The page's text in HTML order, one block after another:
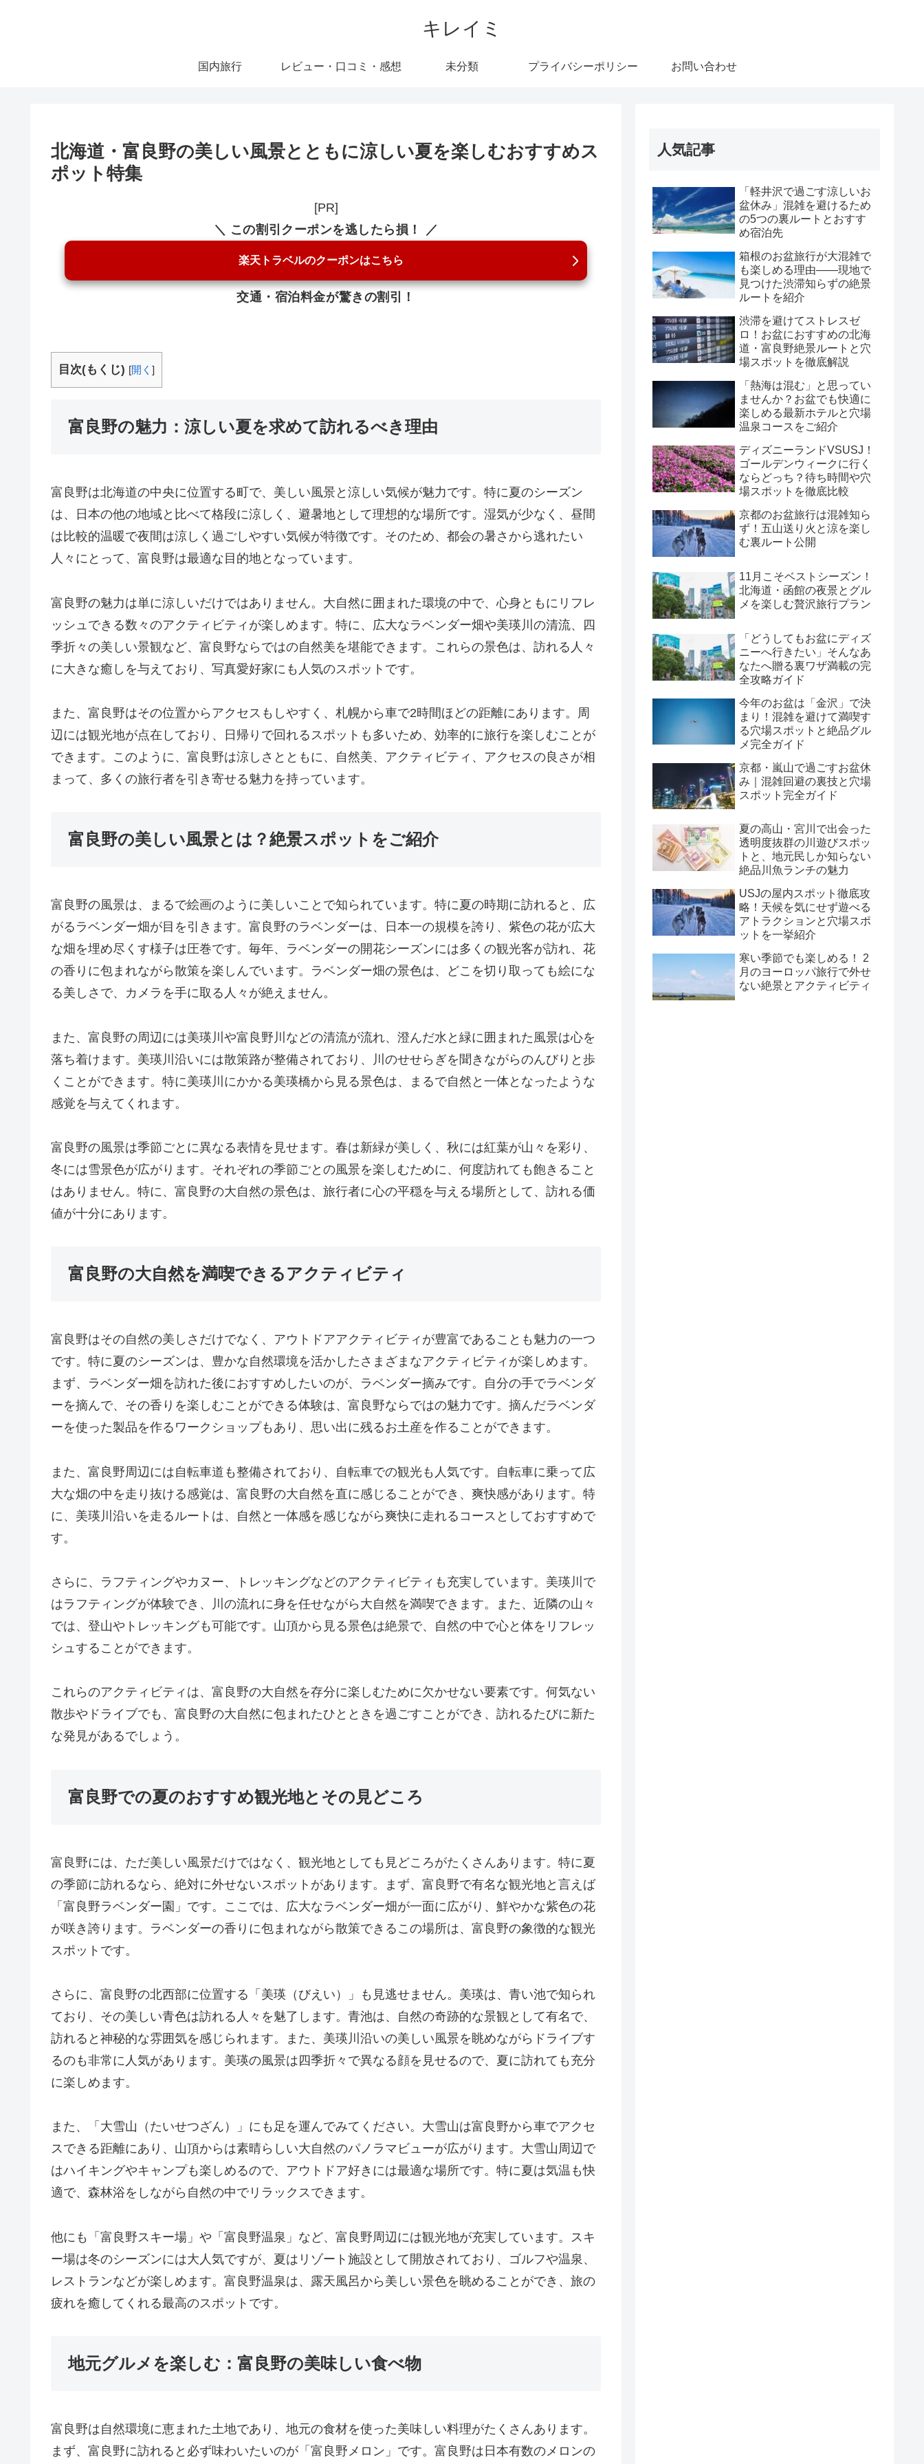
キレイミ
国内旅行 レビュー・口コミ・感想 未分類 プライバシーポリシー お問い合わせ
北海道・富良野の美しい風景とともに涼しい夏を楽しむおすすめス
ポット特集
[PR]
＼ この割引クーポンを逃したら損！ ／
楽天トラベルのクーポンはこちら
交通・宿泊料金が驚きの割引！
目次(もくじ) [開く ]
富良野の魅力：涼しい夏を求めて訪れるべき理由
富良野は北海道の中央に位置する町で、美しい風景と涼しい気候が魅力です。特に夏のシーズン
は、日本の他の地域と比べて格段に涼しく、避暑地として理想的な場所です。湿気が少なく、昼間
は比較的温暖で夜間は涼しく過ごしやすい気候が特徴です。そのため、都会の暑さから逃れたい
人々にとって、富良野は最適な目的地となっています。
富良野の魅力は単に涼しいだけではありません。大自然に囲まれた環境の中で、心身ともにリフレ
ッシュできる数々のアクティビティが楽しめます。特に、広大なラベンダー畑や美瑛川の清流、四
季折々の美しい景観など、富良野ならではの自然美を堪能できます。これらの景色は、訪れる人々
に大きな癒しを与えており、写真愛好家にも人気のスポットです。
また、富良野はその位置からアクセスもしやすく、札幌から車で2時間ほどの距離にあります。周
辺には観光地が点在しており、日帰りで回れるスポットも多いため、効率的に旅行を楽しむことが
できます。このように、富良野は涼しさとともに、自然美、アクティビティ、アクセスの良さが相
まって、多くの旅行者を引き寄せる魅力を持っています。
富良野の美しい風景とは？絶景スポットをご紹介
富良野の風景は、まるで絵画のように美しいことで知られています。特に夏の時期に訪れると、広
がるラベンダー畑が目を引きます。富良野のラベンダーは、日本一の規模を誇り、紫色の花が広大
な畑を埋め尽くす様子は圧巻です。毎年、ラベンダーの開花シーズンには多くの観光客が訪れ、花
の香りに包まれながら散策を楽しんでいます。ラベンダー畑の景色は、どこを切り取っても絵にな
る美しさで、カメラを手に取る人々が絶えません。
また、富良野の周辺には美瑛川や富良野川などの清流が流れ、澄んだ水と緑に囲まれた風景は心を
落ち着けます。美瑛川沿いには散策路が整備されており、川のせせらぎを聞きながらのんびりと歩
くことができます。特に美瑛川にかかる美瑛橋から見る景色は、まるで自然と一体となったような
感覚を与えてくれます。
富良野の風景は季節ごとに異なる表情を見せます。春は新緑が美しく、秋には紅葉が山々を彩り、
冬には雪景色が広がります。それぞれの季節ごとの風景を楽しむために、何度訪れても飽きること
はありません。特に、富良野の大自然の景色は、旅行者に心の平穏を与える場所として、訪れる価
値が十分にあります。
富良野の大自然を満喫できるアクティビティ
富良野はその自然の美しさだけでなく、アウトドアアクティビティが豊富であることも魅力の一つ
です。特に夏のシーズンは、豊かな自然環境を活かしたさまざまなアクティビティが楽しめます。
まず、ラベンダー畑を訪れた後におすすめしたいのが、ラベンダー摘みです。自分の手でラベンダ
ーを摘んで、その香りを楽しむことができる体験は、富良野ならではの魅力です。摘んだラベンダ
ーを使った製品を作るワークショップもあり、思い出に残るお土産を作ることができます。
また、富良野周辺には自転車道も整備されており、自転車での観光も人気です。自転車に乗って広
大な畑の中を走り抜ける感覚は、富良野の大自然を直に感じることができ、爽快感があります。特
に、美瑛川沿いを走るルートは、自然と一体感を感じながら爽快に走れるコースとしておすすめで
す。
さらに、ラフティングやカヌー、トレッキングなどのアクティビティも充実しています。美瑛川で
はラフティングが体験でき、川の流れに身を任せながら大自然を満喫できます。また、近隣の山々
では、登山やトレッキングも可能です。山頂から見る景色は絶景で、自然の中で心と体をリフレッ
シュすることができます。
これらのアクティビティは、富良野の大自然を存分に楽しむために欠かせない要素です。何気ない
散歩やドライブでも、富良野の大自然に包まれたひとときを過ごすことができ、訪れるたびに新た
な発見があるでしょう。
富良野での夏のおすすめ観光地とその見どころ
富良野には、ただ美しい風景だけではなく、観光地としても見どころがたくさんあります。特に夏
の季節に訪れるなら、絶対に外せないスポットがあります。まず、富良野で有名な観光地と言えば
「富良野ラベンダー園」です。ここでは、広大なラベンダー畑が一面に広がり、鮮やかな紫色の花
が咲き誇ります。ラベンダーの香りに包まれながら散策できるこの場所は、富良野の象徴的な観光
スポットです。
さらに、富良野の北西部に位置する「美瑛（びえい）」も見逃せません。美瑛は、青い池で知られ
ており、その美しい青色は訪れる人々を魅了します。青池は、自然の奇跡的な景観として有名で、
訪れると神秘的な雰囲気を感じられます。また、美瑛川沿いの美しい風景を眺めながらドライブす
るのも非常に人気があります。美瑛の風景は四季折々で異なる顔を見せるので、夏に訪れても充分
に楽しめます。
また、「大雪山（たいせつざん）」にも足を運んでみてください。大雪山は富良野から車でアクセ
スできる距離にあり、山頂からは素晴らしい大自然のパノラマビューが広がります。大雪山周辺で
はハイキングやキャンプも楽しめるので、アウトドア好きには最適な場所です。特に夏は気温も快
適で、森林浴をしながら自然の中でリラックスできます。
他にも「富良野スキー場」や「富良野温泉」など、富良野周辺には観光地が充実しています。スキ
ー場は冬のシーズンには大人気ですが、夏はリゾート施設として開放されており、ゴルフや温泉、
レストランなどが楽しめます。富良野温泉は、露天風呂から美しい景色を眺めることができ、旅の
疲れを癒してくれる最高のスポットです。
地元グルメを楽しむ：富良野の美味しい食べ物
富良野は自然環境に恵まれた土地であり、地元の食材を使った美味しい料理がたくさんあります。
まず、富良野に訪れると必ず味わいたいのが「富良野メロン」です。富良野は日本有数のメロンの
人気記事
「軽井沢で過ごす涼しいお
盆休み」混雑を避けるため
の5つの裏ルートとおすす
め宿泊先
箱根のお盆旅行が大混雑で
も楽しめる理由――現地で
見つけた渋滞知らずの絶景
ルートを紹介
渋滞を避けてストレスゼ
ロ！お盆におすすめの北海
道・富良野絶景ルートと穴
場スポットを徹底解説
「熱海は混む」と思ってい
ませんか？お盆でも快適に
楽しめる最新ホテルと穴場
温泉コースをご紹介
ディズニーランドVSUSJ！
ゴールデンウィークに行く
ならどっち？待ち時間や穴
場スポットを徹底比較
京都のお盆旅行は混雑知ら
ず！五山送り火と涼を楽し
む裏ルート公開
11月こそベストシーズン！
北海道・函館の夜景とグル
メを楽しむ贅沢旅行プラン
「どうしてもお盆にディズ
ニーへ行きたい」そんなあ
なたへ贈る裏ワザ満載の完
全攻略ガイド
今年のお盆は「金沢」で決
まり！混雑を避けて満喫す
る穴場スポットと絶品グル
メ完全ガイド
京都・嵐山で過ごすお盆休
み｜混雑回避の裏技と穴場
スポット完全ガイド
夏の高山・宮川で出会った
透明度抜群の川遊びスポッ
トと、地元民しか知らない
絶品川魚ランチの魅力
USJの屋内スポット徹底攻
略！天候を気にせず遊べる
アトラクションと穴場スポ
ットを一挙紹介
寒い季節でも楽しめる！ 2
月のヨーロッパ旅行で外せ
ない絶景とアクティビティ